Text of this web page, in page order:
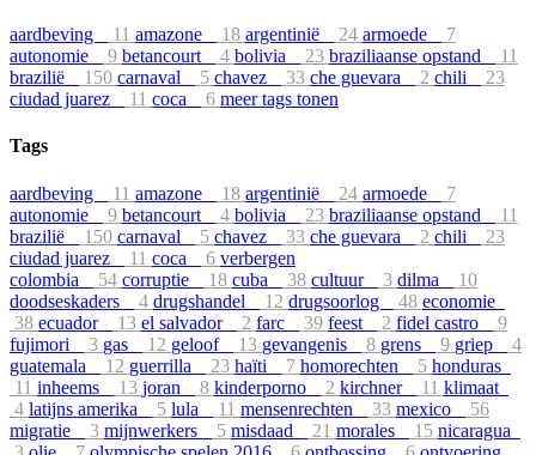
aardbeving 11 amazone 18 argentinië 24 armoede
7
autonomie
9 betancourt 4 bolivia 23 braziliaanse opstand
11
brazilië
150 carnaval 5 chavez 33 che guevara 2 chili
23
ciudad juarez
11 coca 6 meer tags tonen
Tags
aardbeving 11 amazone 18 argentinië 24 armoede
7
autonomie
9 betancourt 4 bolivia 23 braziliaanse opstand
11
brazilië
150 carnaval 5 chavez 33 che guevara 2 chili
23
ciudad juarez
11 coca 6 verbergen
colombia
54 corruptie 18 cuba 38 cultuur 3 dilma
10
doodseskaders
4 drugshandel 12 drugsoorlog 48 economie
38 ecuador 13 el salvador 2 farc 39 feest 2 fidel castro
9
fujimori
3 gas 12 geloof 13 gevangenis 8 grens 9 griep
4
guatemala
12 guerrilla 23 haïti 7 homorechten 5 honduras
11 inheems 13 joran 8 kinderporno 2 kirchner 11 klimaat
4 latijns amerika 5 lula 11 mensenrechten 33 mexico
56
migratie
3 mijnwerkers 5 misdaad 21 morales 15 nicaragua